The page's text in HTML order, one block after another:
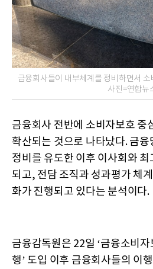
금융회사들이 내부체계를 정비하면서
사진=연합뉴
금융회사 전반에 소비자보호 중
확산되는 것으로 나타났다. 금융
정비를 유도한 이후 이사회와
되고, 전담 조직과 성과평가 체
화가 진행되고 있다는 분석이다.
금융감독원은 22일 ‘금융소비
행’ 도입 이후 금융회사들의 이